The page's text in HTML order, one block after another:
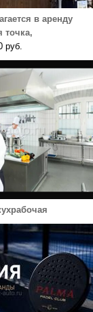
в аренду
точка,
руб.